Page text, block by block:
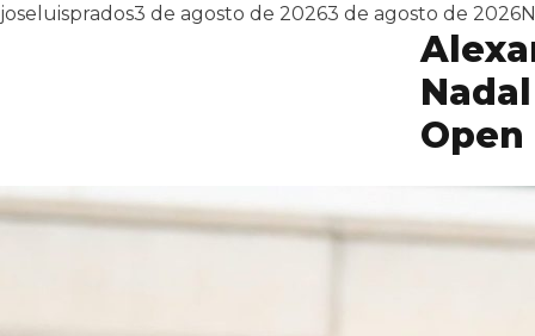
Publicado por
joseluisprados3 de agosto de 20263 de agosto de 2026
Open